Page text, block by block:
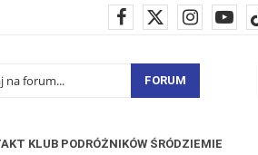
FORUM
KLUB PODRÓŻNIKÓW ŚRÓDZIEMIE